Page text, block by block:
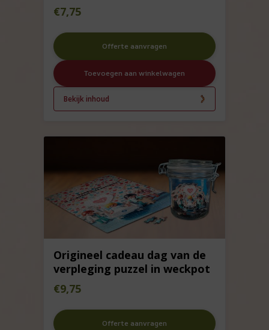
€7,75
Offerte aanvragen
Toevoegen aan winkelwagen
Bekijk inhoud
Origineel cadeau dag van de
verpleging puzzel in weckpot
€9,75
Offerte aanvragen